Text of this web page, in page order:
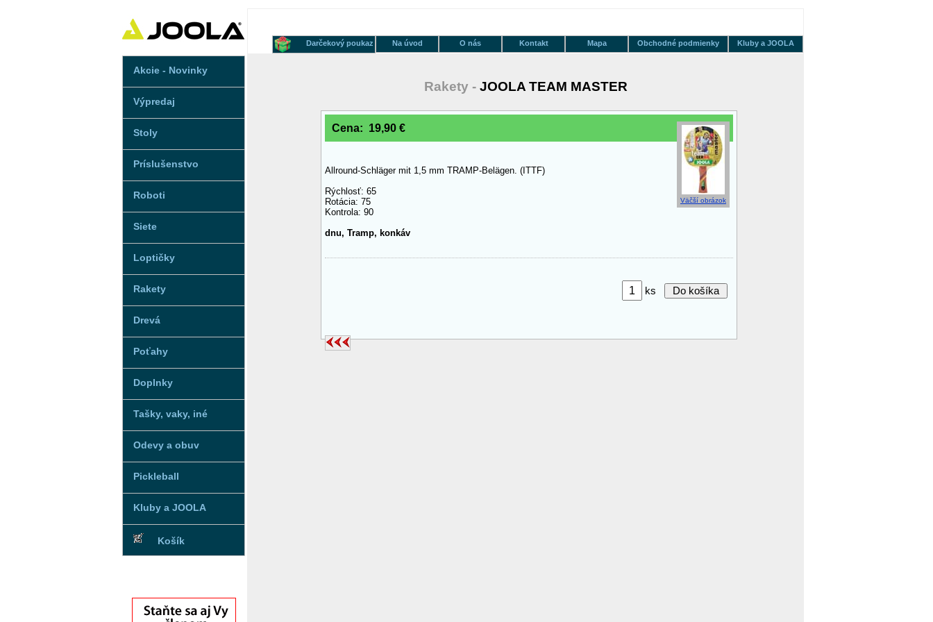
Akcie - Novinky
Výpredaj
Stoly
Príslušenstvo
Roboti
Siete
Loptičky
Rakety
Drevá
Poťahy
Doplnky
Tašky, vaky, iné
Odevy a obuv
Pickleball
Kluby a JOOLA
Košík
Kluby a JOOLA
Obchodné podmienky
Mapa
Kontakt
O nás
Na úvod
Darčekový poukaz
Rakety - JOOLA TEAM MASTER
Väčší obrázok
Cena: 19,90 €
Allround-Schläger mit 1,5 mm TRAMP-Belägen. (ITTF)
Rýchlosť: 65
Rotácia: 75
Kontrola: 90
dnu, Tramp, konkáv
ks